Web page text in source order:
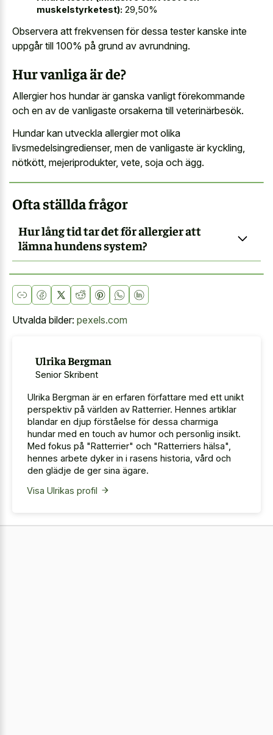
muskelstyrketest): 29,50%
Observera att frekvensen för dessa tester kanske inte
uppgår till 100% på grund av avrundning.
Hur vanliga är de?
Allergier hos hundar är ganska vanligt förekommande
och en av de vanligaste orsakerna till veterinärbesök.
Hundar kan utveckla allergier mot olika
livsmedelsingredienser, men de vanligaste är kyckling,
nötkött, mejeriprodukter, vete, soja och ägg.
Ofta ställda frågor
Hur lång tid tar det för allergier att
lämna hundens system?
Utvalda bilder: pexels.com
Ulrika Bergman
Senior Skribent
Ulrika Bergman är en erfaren författare med ett unikt
perspektiv på världen av Ratterrier. Hennes artiklar
blandar en djup förståelse för dessa charmiga
hundar med en touch av humor och personlig insikt.
Med fokus på "Ratterrier" och "Ratterriers hälsa",
hennes arbete dyker in i rasens historia, vård och
den glädje de ger sina ägare.
Visa Ulrikas profil